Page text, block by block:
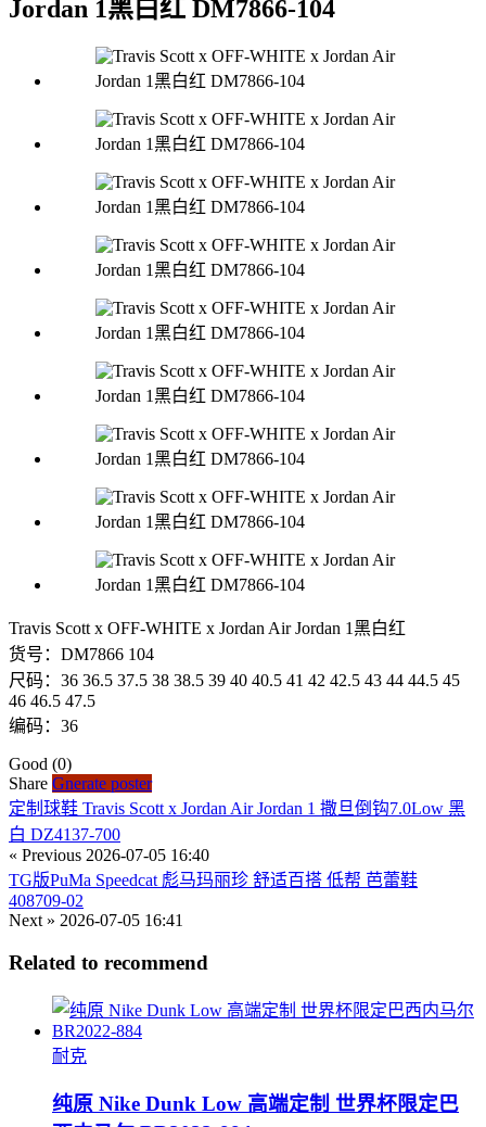
Jordan 1黑白红 DM7866-104
Travis Scott x OFF-WHITE x Jordan Air Jordan 1黑白红
货号：DM7866 104
尺码：36 36.5 37.5 38 38.5 39 40 40.5 41 42 42.5 43 44 44.5 45
46 46.5 47.5
编码：36
Good (0)
Share Gnerate poster
定制球鞋 Travis Scott x Jordan Air Jordan 1 撒旦倒钩7.0Low 黑
白 DZ4137-700
« Previous 2026-07-05 16:40
TG版PuMa Speedcat 彪马玛丽珍 舒适百搭 低帮 芭蕾鞋
408709-02
Next » 2026-07-05 16:41
Related to recommend
耐克
纯原 Nike Dunk Low 高端定制 世界杯限定巴